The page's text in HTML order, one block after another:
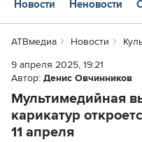
Новости Неновости
АТВмедиа Новости
9 апреля 2025, 19:21
Автор: Денис Овчинников
Мультимедийная
карикатур
11 апреля